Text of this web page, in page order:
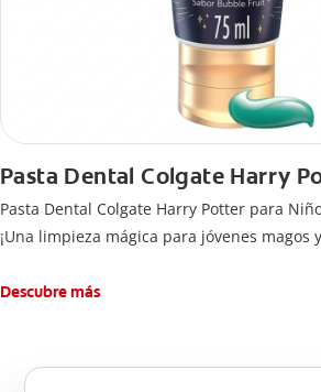
Pasta Dental Colgate Harry
Pasta Dental Colgate Harry Potter para
¡Una limpieza mágica para jóvenes magos
Descubre más